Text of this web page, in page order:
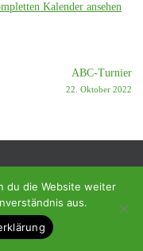
Kalender ansehen
ABC-Turnier
22. Oktober 2022
von Tempera
du die Website weiter
aus.